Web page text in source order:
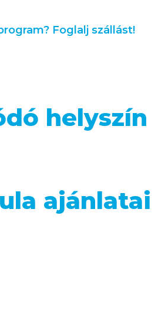
Foglalj szállást!
helyszín
ajánlatai